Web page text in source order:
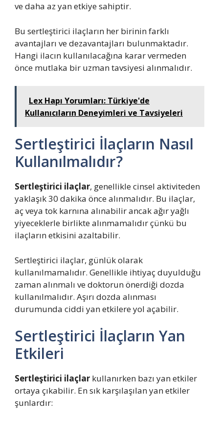
ve daha az yan etkiye sahiptir.
Bu sertleştirici ilaçların her birinin farklı
avantajları ve dezavantajları bulunmaktadır.
Hangi ilacın kullanılacağına karar vermeden
önce mutlaka bir uzman tavsiyesi alınmalıdır.
Lex Hapı Yorumları: Türkiye'de
Kullanıcıların Deneyimleri ve Tavsiyeleri
Sertleştirici İlaçların Nasıl
Kullanılmalıdır?
Sertleştirici ilaçlar, genellikle cinsel aktiviteden
yaklaşık 30 dakika önce alınmalıdır. Bu ilaçlar,
aç veya tok karnına alınabilir ancak ağır yağlı
yiyeceklerle birlikte alınmamalıdır çünkü bu
ilaçların etkisini azaltabilir.
Sertleştirici ilaçlar, günlük olarak
kullanılmamalıdır. Genellikle ihtiyaç duyulduğu
zaman alınmalı ve doktorun önerdiği dozda
kullanılmalıdır. Aşırı dozda alınması
durumunda ciddi yan etkilere yol açabilir.
Sertleştirici İlaçların Yan
Etkileri
Sertleştirici ilaçlar kullanırken bazı yan etkiler
ortaya çıkabilir. En sık karşılaşılan yan etkiler
şunlardır: